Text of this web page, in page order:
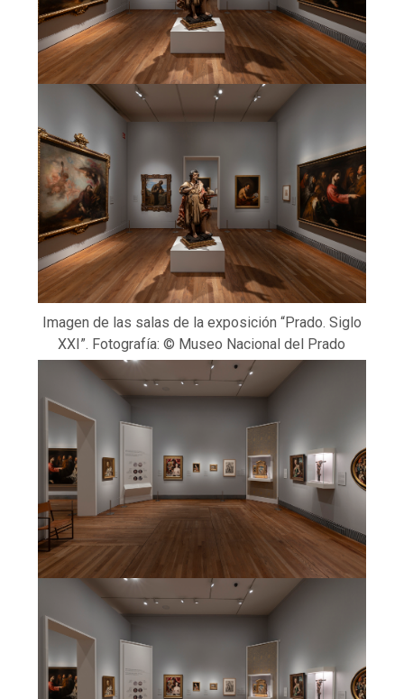
Imagen de las salas de la exposición “Prado. Siglo
XXI”. Fotografía: © Museo Nacional del Prado